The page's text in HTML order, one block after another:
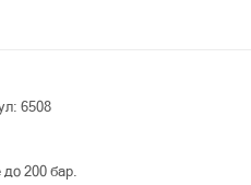
6508
200 бар.